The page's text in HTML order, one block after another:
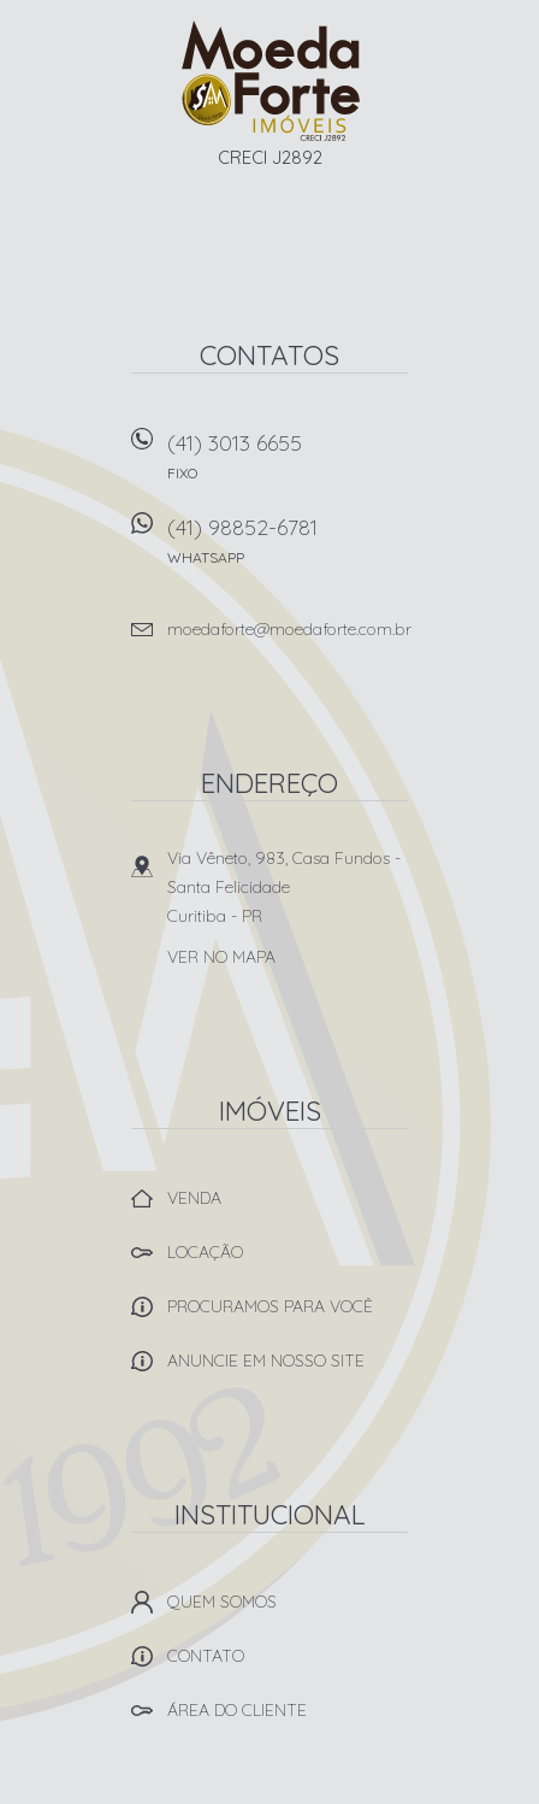
CRECI J2892
CONTATOS
(41) 3013 6655
FIXO
(41) 98852-6781
WHATSAPP
moedaforte@moedaforte.com.br
ENDEREÇO
Via Vêneto, 983, Casa Fundos -
Santa Felicidade
Curitiba - PR
VER NO MAPA
IMÓVEIS
VENDA
LOCAÇÃO
PROCURAMOS PARA VOCÊ
ANUNCIE EM NOSSO SITE
INSTITUCIONAL
QUEM SOMOS
CONTATO
ÁREA DO CLIENTE